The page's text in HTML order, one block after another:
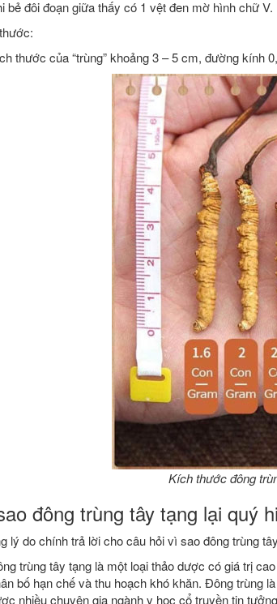
bẻ đôi đoạn giữa thấy có 1 vệt đen mờ hình chữ V.
thước của “trùng” khoảng 3 – 5 cm, đường kính
Kích thước đông
đông trùng tây tạng lại quý
lý do chính trả lời cho câu hỏi vì sao đông trùng
trùng tây tạng là một loại thảo dược có giá trị
bố hạn chế và thu hoạch khó khăn. Đông trùng
nhiều chuyên gia ngành y học cổ truyền tin